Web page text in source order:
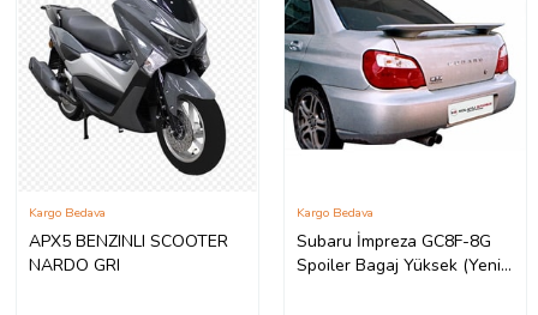
APX5 BENZINLI SCOOTER
NARDO GRI
Kargo Bedava
Subaru İmpreza GC8F-8G
Spoiler Bagaj Yüksek (Yeni
Kargo Bedava